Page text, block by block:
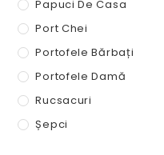
Papuci De Casa
Port Chei
Portofele Bărbați
Portofele Damă
Rucsacuri
Șepci